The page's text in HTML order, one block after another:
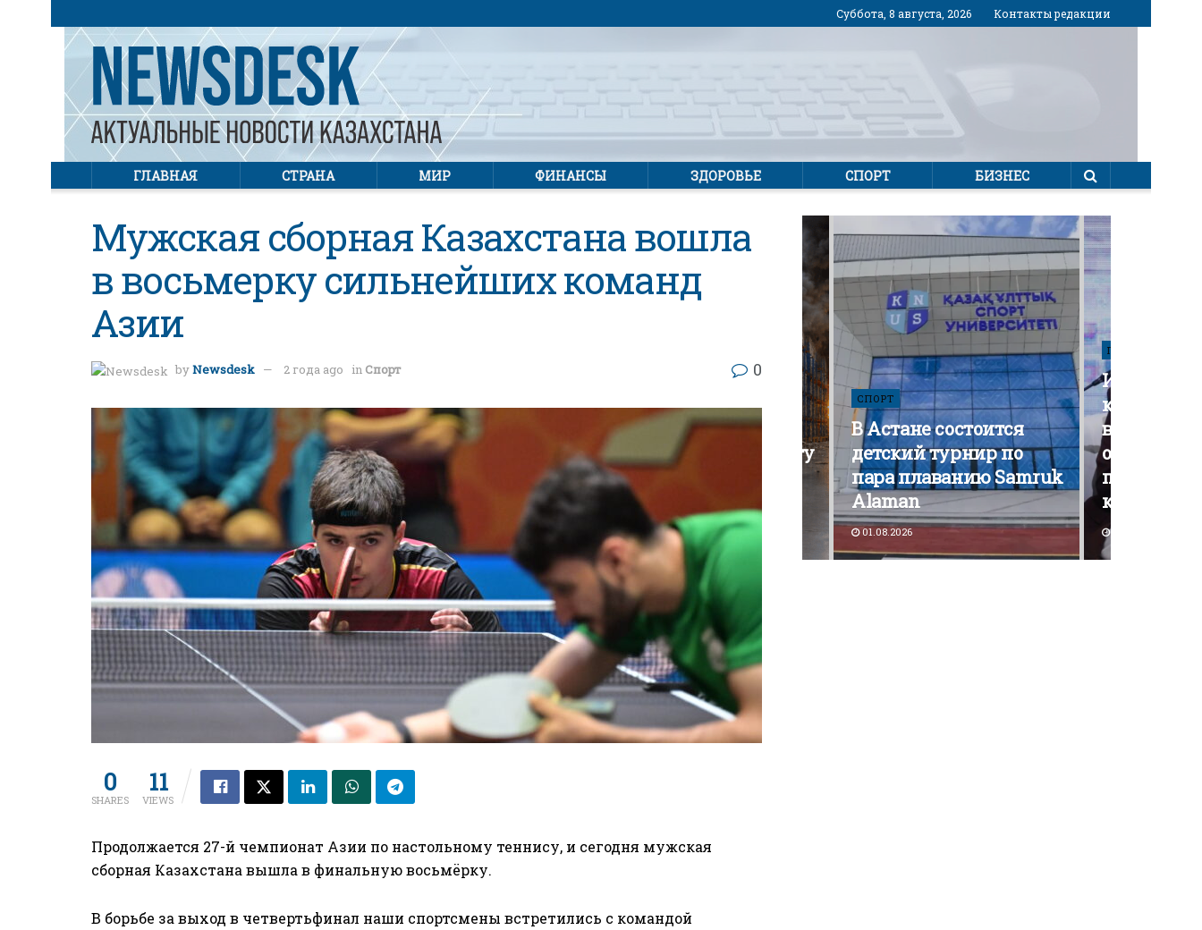
Суббота, 8 августа, 2026 Контакты редакции
ГЛАВНАЯ СТРАНА МИР ФИНАНСЫ ЗДОРОВЬЕ СПОРТ БИЗНЕС
Мужская сборная Казахстана вошла
в восьмерку сильнейших команд
Азии
byNewsdesk 2 года ago in Спорт 0
0
SHARES
11
VIEWS
Продолжается 27-й чемпионат Азии по настольному теннису, и сегодня мужская
сборная Казахстана вышла в финальную восьмёрку.
В борьбе за выход в четвертьфинал наши спортсмены встретились с командой
БИЗНЕС
Wildberries начал охоту
за складами в
Казахстане
29.07.2026
СПОРТ
В Астане состоится
детский турнир по
пара плаванию Samruk
Alaman
01.08.2026
ПОЛИТИКА
кампания
вышла на
открытой
30.07.2026